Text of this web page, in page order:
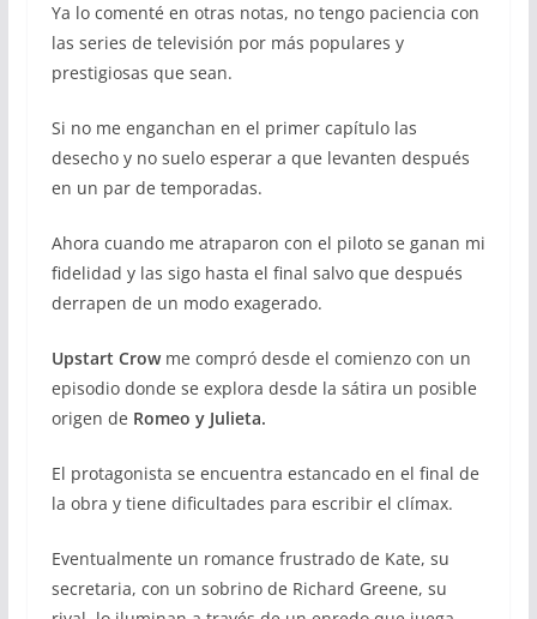
Ya lo comenté en otras notas, no tengo paciencia con
las series de televisión por más populares y
prestigiosas que sean.
Si no me enganchan en el primer capítulo las
desecho y no suelo esperar a que levanten después
en un par de temporadas.
Ahora cuando me atraparon con el piloto se ganan mi
fidelidad y las sigo hasta el final salvo que después
derrapen de un modo exagerado.
Upstart Crowme compró desde el comienzo con un
episodio donde se explora desde la sátira un posible
origen de Romeo y Julieta.
El protagonista se encuentra estancado en el final de
la obra y tiene dificultades para escribir el clímax.
Eventualmente un romance frustrado de Kate, su
secretaria, con un sobrino de Richard Greene, su